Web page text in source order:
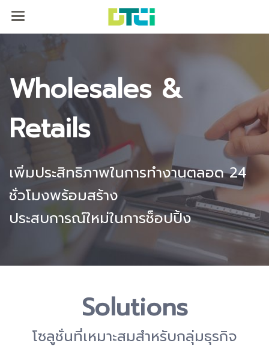
Wholesales &
Retails
เพิ่มประสิทธิภาพในการทำงานตลอด 24
ชั่วโมงพร้อมสร้าง
ประสบการณ์ใหม่ในการช็อปปิ้ง
Solutions
โซลูชั่นที่เหมาะสมสำหรับกลุ่มธุรกิจ